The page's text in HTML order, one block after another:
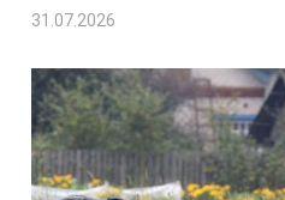
31.07.2026